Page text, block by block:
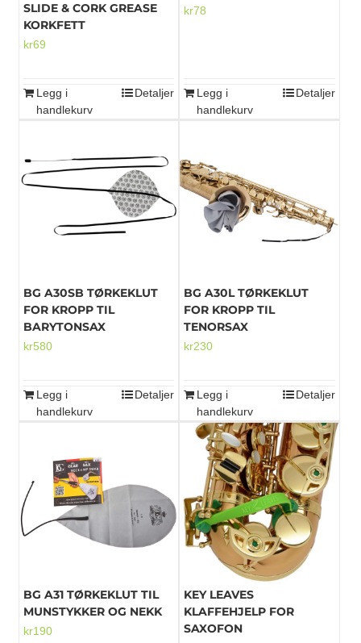
SLIDE & CORK GREASE
KORKFETT
kr69
Legg i
handlekurv
Detaljer
kr78
Legg i
handlekurv
Detaljer
BG A30SB TØRKEKLUT
FOR KROPP TIL
BARYTONSAX
kr580
Legg i
handlekurv
Detaljer
BG A30L TØRKEKLUT
FOR KROPP TIL
TENORSAX
kr230
Legg i
handlekurv
Detaljer
BG A31 TØRKEKLUT TIL
MUNSTYKKER OG NEKK
kr190
KEY LEAVES
KLAFFEHJELP FOR
SAXOFON